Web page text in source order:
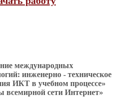
международных
инженерно - техническое
ИКТ в учебном процессе»
всемирной сети Интернет»